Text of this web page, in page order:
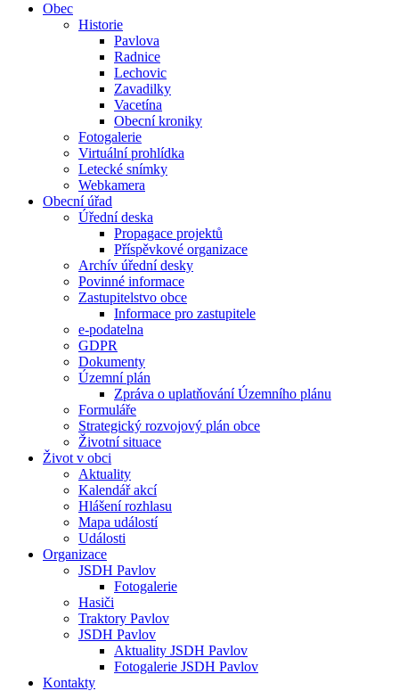
Obec
Historie
Pavlova
Radnice
Lechovic
Zavadilky
Vacetína
Obecní kroniky
Fotogalerie
Virtuální prohlídka
Letecké snímky
Webkamera
Obecní úřad
Úřední deska
Propagace projektů
Příspěvkové organizace
Archív úřední desky
Povinné informace
Zastupitelstvo obce
Informace pro zastupitele
e-podatelna
GDPR
Dokumenty
Územní plán
Zpráva o uplatňování Územního plánu
Formuláře
Strategický rozvojový plán obce
Životní situace
Život v obci
Aktuality
Kalendář akcí
Hlášení rozhlasu
Mapa událostí
Události
Organizace
JSDH Pavlov
Fotogalerie
Hasiči
Traktory Pavlov
JSDH Pavlov
Aktuality JSDH Pavlov
Fotogalerie JSDH Pavlov
Kontakty